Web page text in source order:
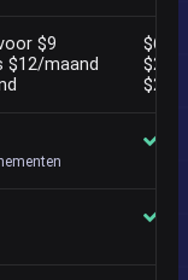
$9
$12/maand